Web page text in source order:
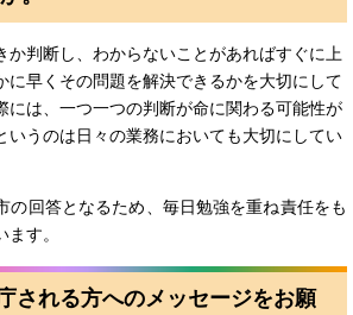
か判断し、わからないことがあればすぐに上
に早くその問題を解決できるかを大切にして
には、一つ一つの判断が命に関わる可能性が
いうのは日々の業務においても大切にしてい
回答となるため、毎日勉強を重ね責任をも
す。
される方へのメッセージをお願